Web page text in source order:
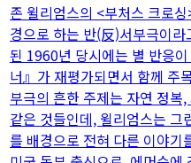
존 윌리엄스의 <부처스 크로
경으로 하는 반(反)서부극이
된 1960년 당시에는 별 반응
너』가 재평가되면서 함께 주
부극의 흔한 주제는 자연 정복
같은 것들인데, 윌리엄스는 그
를 배경으로 전혀 다른 이야기